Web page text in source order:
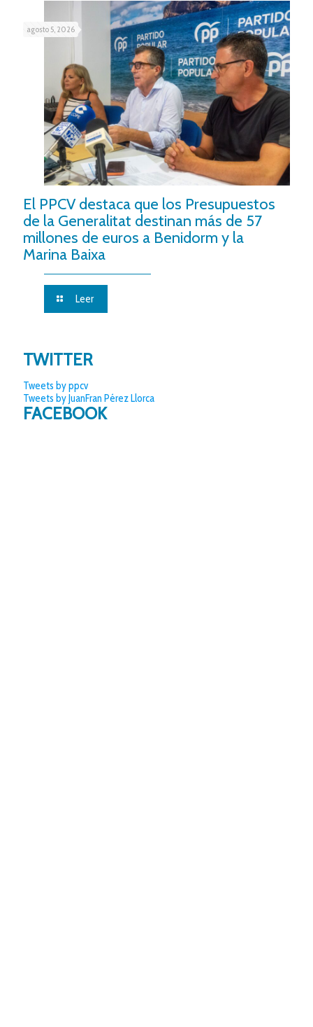
agosto 5, 2026
El PPCV destaca que los Presupuestos
de la Generalitat destinan más de 57
millones de euros a Benidorm y la
Marina Baixa
Leer
TWITTER
Tweets by ppcv
Tweets by JuanFran Pérez Llorca
FACEBOOK